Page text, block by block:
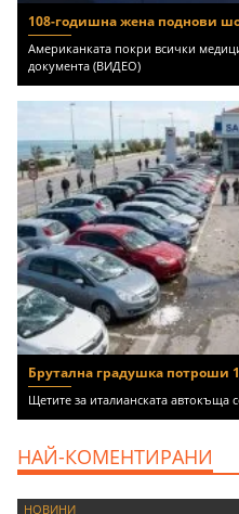
108-годишна жена поднови
Американката покри всички
документа (ВИДЕО)
Брутална градушка потроши
Щетите за италианската автокъща
НАЙ-КОМЕНТИРАНИ
НОВИНИ